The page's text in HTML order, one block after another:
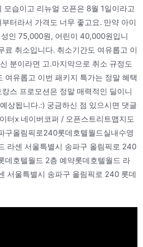
습이고 리뉴얼 오픈은 8월 1일이라고
터라서 가격도 너무 좋고요. 만약 아이
인 75,000원, 어린이 40,000원입니
취소입니다. 취소기간도 여유롭고 이
분이라면 고.마지막으로 취소 규정도
유롭고 이번 패키지 특가는 정말 혜택
스 프로모션은 정말 매력적인 딜이니
상됩니다.:) 궁금하신 점 있으시면 댓글
터x 네이버코퍼 / 오픈스트리트맵지도
구올림픽로240롯데호텔월드실내수영
라센 서울특별시 송파구 올림픽로 240
데호텔월드 2층 예약롯데호텔월드 라
서울특별시 송파구 올림픽로 240 롯데